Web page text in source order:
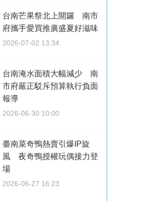
台南芒果祭北上開鑼 南市
府攜手愛買推廣盛夏好滋味
2026-07-02 13:34
台南淹水面積大幅減少 南
市府嚴正駁斥預算執行負面
報導
2026-06-30 10:00
臺南菜奇鴨熱賣引爆IP旋
風 夜奇鴨授權玩偶接力登
場
2026-06-27 16:23